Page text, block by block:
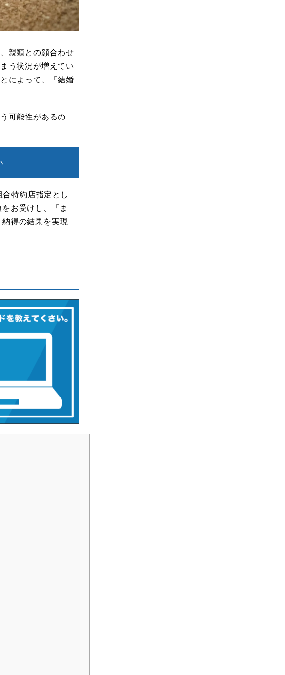
親類との顔合わせ
う状況が増えてい
によって、「結婚
可能性があるの
特約店指定とし
お受けし、「ま
得の結果を実現